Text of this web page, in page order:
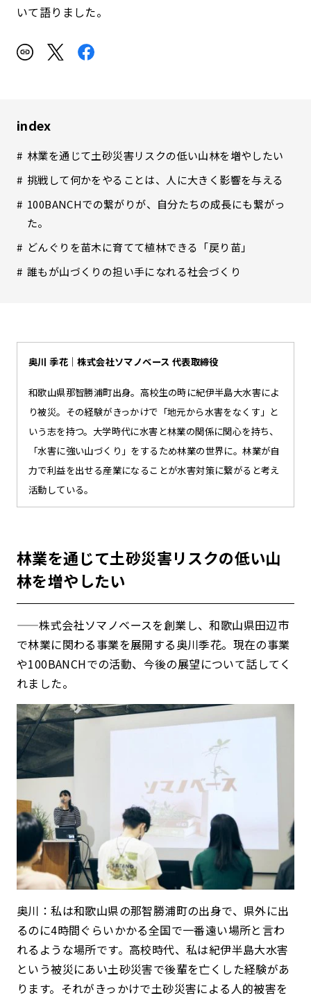
いて語りました。
index
林業を通じて土砂災害リスクの低い山林を増やしたい
挑戦して何かをやることは、人に大きく影響を与える
100BANCHでの繋がりが、自分たちの成長にも繋がっ
た。
どんぐりを苗木に育てて植林できる「戻り苗」
誰もが山づくりの担い手になれる社会づくり
奥川 季花｜株式会社ソマノベース 代表取締役
和歌山県那智勝浦町出身。高校生の時に紀伊半島大水害によ
り被災。その経験がきっかけで「地元から水害をなくす」と
いう志を持つ。大学時代に水害と林業の関係に関心を持ち、
「水害に強い山づくり」をするため林業の世界に。林業が自
力で利益を出せる産業になることが水害対策に繋がると考え
活動している。
林業を通じて土砂災害リスクの低い山
林を増やしたい
——株式会社ソマノベースを創業し、和歌山県田辺市
で林業に関わる事業を展開する奥川季花。現在の事業
や100BANCHでの活動、今後の展望について話してく
れました。
奥川：私は和歌山県の那智勝浦町の出身で、県外に出
るのに4時間ぐらいかかる全国で一番遠い場所と言わ
れるような場所です。高校時代、私は紀伊半島大水害
という被災にあい土砂災害で後輩を亡くした経験があ
ります。それがきっかけで土砂災害による人的被害を